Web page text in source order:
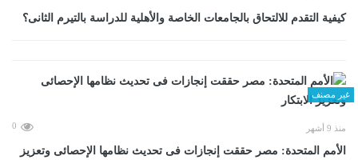
كيفية التقدم للالتحاق بالجامعات الخاصة والأهلية للدراسة بالتيرم الثانى؟
غير مصنف
منذ 9 أشهر 0
الأمم المتحدة: مصر حققت إنجازات فى تحديث نظامها الإحصائى وتعزيز